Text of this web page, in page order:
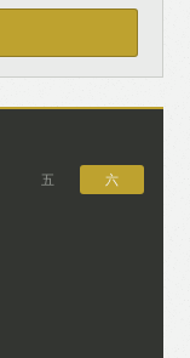
意我們將
根據用戶
標廣
或觀看一
何用戶的
廣告作出
能假設
熱血時
），
五 六